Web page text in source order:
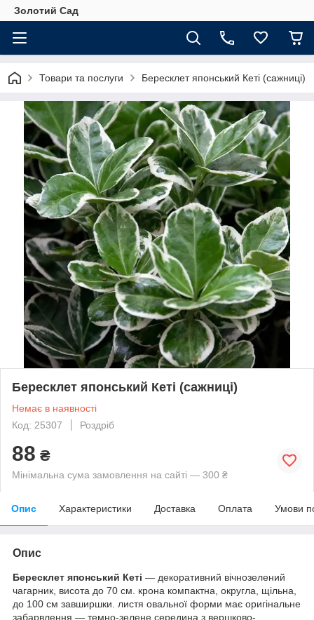
Золотий Сад
Товари та послуги Бересклет японський Кеті (сажниці)
Бересклет японський Кеті (сажниці)
Немає в наявності
Код: 25307
Роздріб
88 ₴
Мінімальна сума замовлення на сайті — 300 ₴
Опис Характеристики Доставка Оплата Умови
Опис
Бересклет японський Кеті — декоративний вічнозелений
чагарник, висота до 70 см. крона компактна, округла, щільна,
до 100 см завширшки. листя овальної форми має оригінальне
забарвлення — темно-зелене середина з вершково-